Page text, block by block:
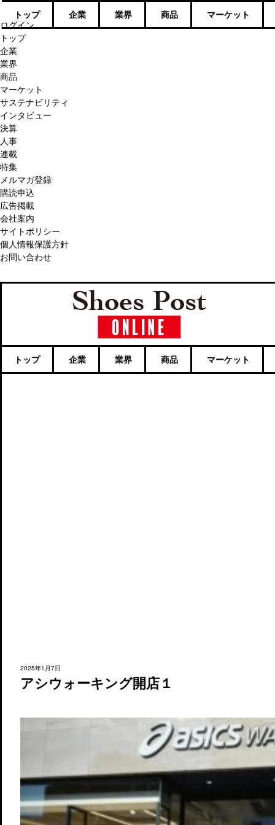
ログイン
トップ
企業
業界
商品
マーケット
サステナビリティ
インタビュー
決算
人事
連載
特集
メルマガ登録
購読申込
広告掲載
会社案内
サイトポリシー
個人情報保護方針
お問い合わせ
トップ 企業 業界 商品 マーケット
トップ 企業 業界 商品 マーケット
2025年1月7日
アシウォーキング開店１